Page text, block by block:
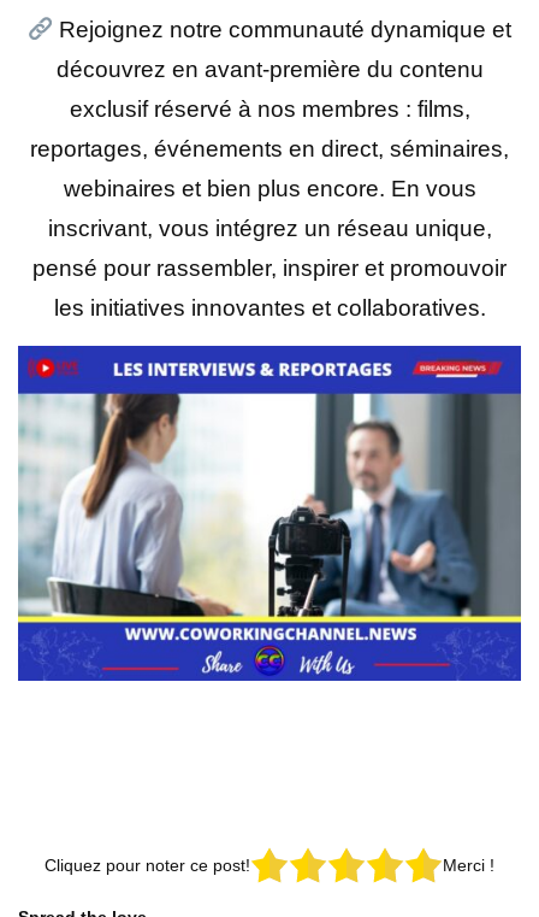
Rejoignez notre communauté dynamique et
découvrez en avant-première du contenu
exclusif réservé à nos membres : films,
reportages, événements en direct, séminaires,
webinaires et bien plus encore. En vous
inscrivant, vous intégrez un réseau unique,
pensé pour rassembler, inspirer et promouvoir
les initiatives innovantes et collaboratives.
Cliquez pour noter ce post! Merci !